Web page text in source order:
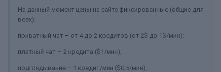
На данный момент цены на сайте фиксированные (общие для
всех):
приватный чат – от 4 до 2 кредитов (от 2$ до 1$/мин);
платный чат – 2 кредита ($1/мин),
подглядывание – 1 кредит/мин ($0,5/мин),